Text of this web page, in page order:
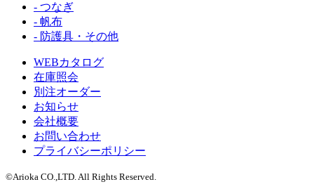
- つなぎ
- 帆布
- 防護具・その他
WEBカタログ
在庫照会
別注オーダー
お知らせ
会社概要
お問い合わせ
プライバシーポリシー
©Arioka CO.,LTD. All Rights Reserved.